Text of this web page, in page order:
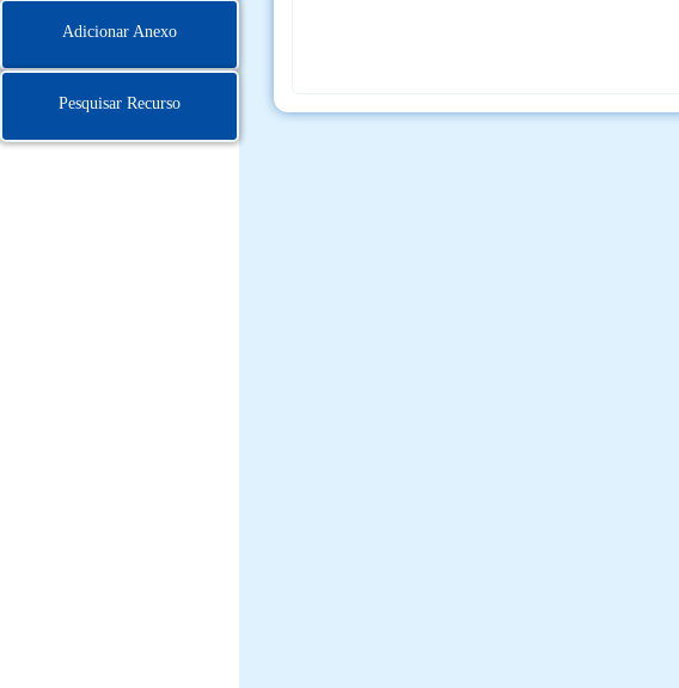
Adicionar Anexo
Pesquisar Recurso